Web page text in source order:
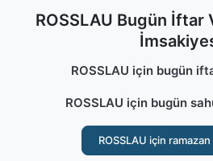
ROSSLAU Bugün İftar
ROSSLAU için bugün
ROSSLAU için bugün
ROSSLAU için